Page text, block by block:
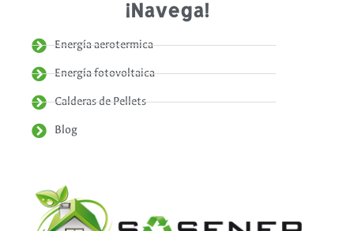
¡Navega!
Energía aerotermica
Energía fotovoltaica
Calderas de Pellets
Blog